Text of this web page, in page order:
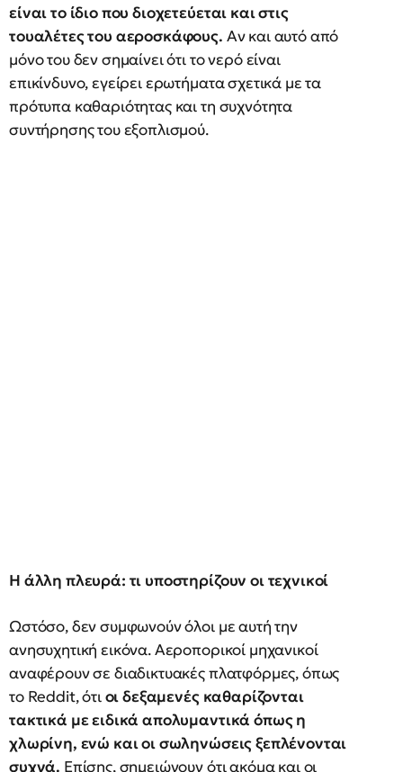
είναι το ίδιο που διοχετεύεται και στις
τουαλέτες του αεροσκάφους. Αν και αυτό από
μόνο του δεν σημαίνει ότι το νερό είναι
επικίνδυνο, εγείρει ερωτήματα σχετικά με τα
πρότυπα καθαριότητας και τη συχνότητα
συντήρησης του εξοπλισμού.
Η άλλη πλευρά: τι υποστηρίζουν οι τεχνικοί
Ωστόσο, δεν συμφωνούν όλοι με αυτή την
ανησυχητική εικόνα. Αεροπορικοί μηχανικοί
αναφέρουν σε διαδικτυακές πλατφόρμες, όπως
το Reddit, ότιοι δεξαμενές καθαρίζονται
τακτικά με ειδικά απολυμαντικά όπως η
χλωρίνη, ενώ και οι σωληνώσεις ξεπλένονται
συχνά. Επίσης, σημειώνουν ότι ακόμα και οι